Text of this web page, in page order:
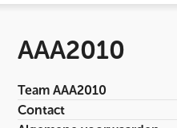
AAA2010
Team AAA2010
Contact